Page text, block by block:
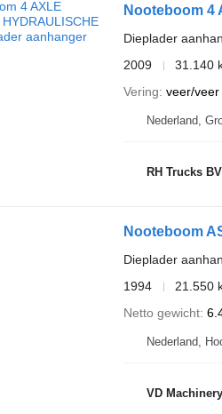
Nooteboom 4
Dieplader
2009
31.140
Vering veer/veer
Nederland,
RH Trucks BV
Nooteboom
Dieplader
1994
21.550
Netto gewicht
Nederland,
VD